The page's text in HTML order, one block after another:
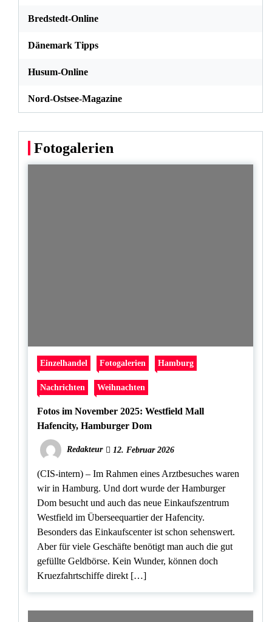
Bredstedt-Online
Dänemark Tipps
Husum-Online
Nord-Ostsee-Magazine
Fotogalerien
Einzelhandel Fotogalerien Hamburg
Nachrichten Weihnachten
Fotos im November 2025: Westfield Mall
Hafencity, Hamburger Dom
Redakteur 12. Februar 2026
(CIS-intern) – Im Rahmen eines Arztbesuches waren
wir in Hamburg. Und dort wurde der Hamburger
Dom besucht und auch das neue Einkaufszentrum
Westfield im Überseequartier der Hafencity.
Besonders das Einkaufscenter ist schon sehenswert.
Aber für viele Geschäfte benötigt man auch die gut
gefüllte Geldbörse. Kein Wunder, können doch
Kruezfahrtschiffe direkt […]